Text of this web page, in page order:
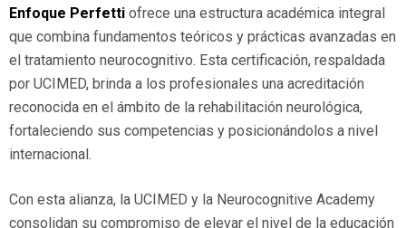
Enfoque Perfetti ofrece una estructura académica integral
que combina fundamentos teóricos y prácticas avanzadas en
el tratamiento neurocognitivo. Esta certificación, respaldada
por UCIMED, brinda a los profesionales una acreditación
reconocida en el ámbito de la rehabilitación neurológica,
fortaleciendo sus competencias y posicionándolos a nivel
internacional.
Con esta alianza, la UCIMED y la Neurocognitive Academy
consolidan su compromiso de elevar el nivel de la educación